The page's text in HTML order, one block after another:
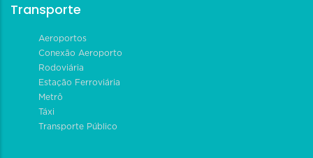
Transporte
Aeroportos
Conexão Aeroporto
Rodoviária
Estação Ferroviária
Metrô
Táxi
Transporte Público